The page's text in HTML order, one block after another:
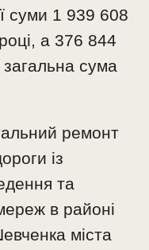
суми 1 939 608
а 376 844
сума
ремонт
із
та
в районі
міста